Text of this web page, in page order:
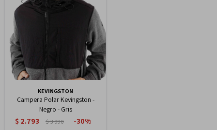
KEVINGSTON
Campera Polar Kevingston -
Negro - Gris
$2.793 $3.990 30